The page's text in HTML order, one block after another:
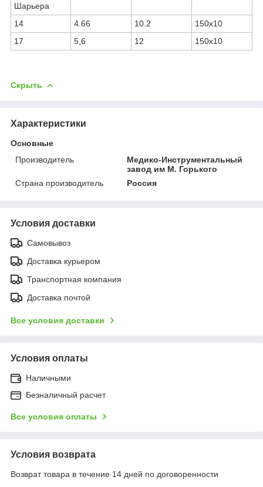
Шарьера
14 4.66 10.2
150x10
17
5,6 12 150x10
Скрыть
Характеристики
Основные
Производитель
Медико-Инструментальный
завод им М. Горького
Страна производитель
Россия
Условия доставки
Самовывоз
Доставка курьером
Транспортная компания
Доставка почтой
Все условия доставки
Условия оплаты
Наличными
Безналичный расчет
Все условия оплаты
Условия возврата
Возврат товара в течение 14 дней по договоренности